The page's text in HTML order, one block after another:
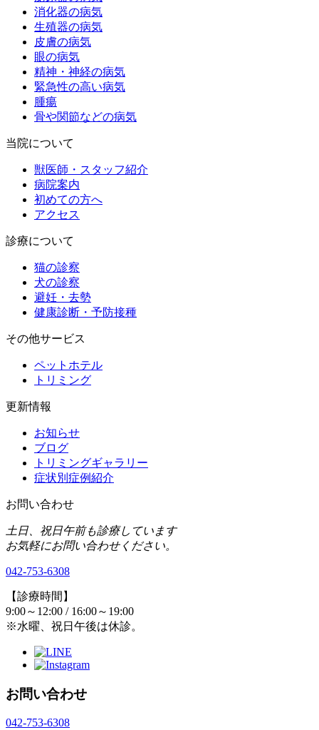
消化器の病気
生殖器の病気
皮膚の病気
眼の病気
精神・神経の病気
緊急性の高い病気
腫瘍
骨や関節などの病気
当院について
獣医師・スタッフ紹介
病院案内
初めての方へ
アクセス
診療について
猫の診察
犬の診察
避妊・去勢
健康診断・予防接種
その他サービス
ペットホテル
トリミング
更新情報
お知らせ
ブログ
トリミングギャラリー
症状別症例紹介
お問い合わせ
土日、祝日午前も診療しています
お気軽にお問い合わせください。
042-753-6308
【診療時間】
9:00～12:00 / 16:00～19:00
※水曜、祝日午後は休診。
お問い合わせ
042-753-6308